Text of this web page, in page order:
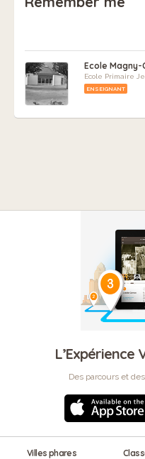
Ecole Magny-
Ecole Primaire
ENSEIGNANT
L’Expérience
Des parcours et
Villes phares